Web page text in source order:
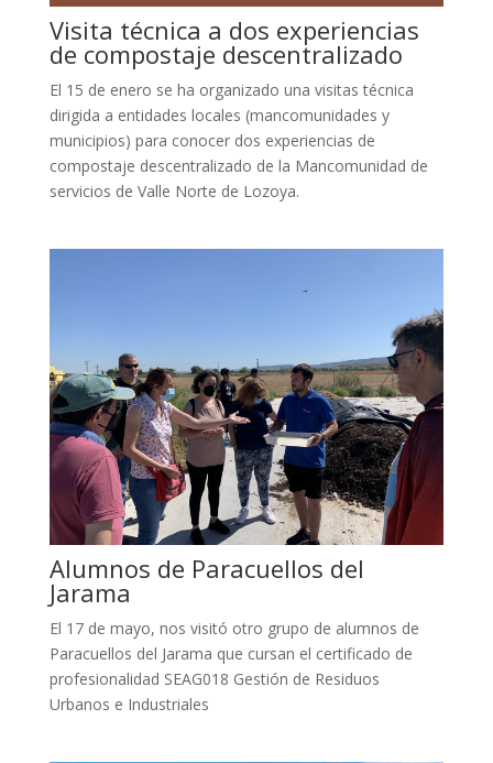
Visita técnica a dos experiencias
de compostaje descentralizado
El 15 de enero se ha organizado una visitas técnica
dirigida a entidades locales (mancomunidades y
municipios) para conocer dos experiencias de
compostaje descentralizado de la Mancomunidad de
servicios de Valle Norte de Lozoya.
Alumnos de Paracuellos del
Jarama
El 17 de mayo, nos visitó otro grupo de alumnos de
Paracuellos del Jarama que cursan el certificado de
profesionalidad SEAG018 Gestión de Residuos
Urbanos e Industriales